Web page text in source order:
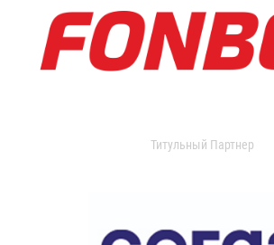
Титульный Партнер